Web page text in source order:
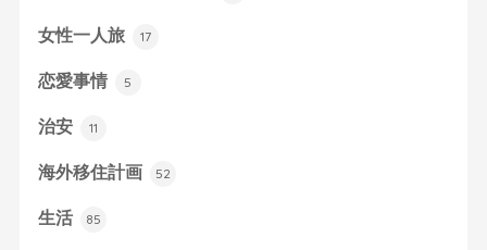
女性一人旅 17
恋愛事情 5
治安 11
海外移住計画 52
生活 85